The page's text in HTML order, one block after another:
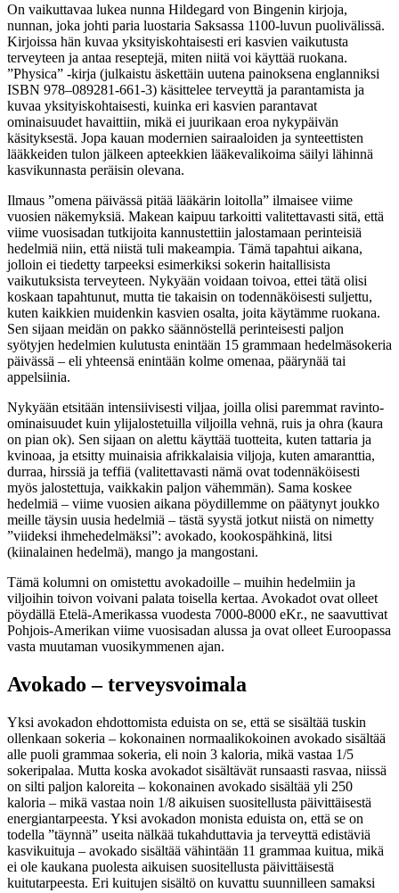
On vaikuttavaa lukea nunna Hildegard von Bingenin kirjoja,
nunnan, joka johti paria luostaria Saksassa 1100-luvun puolivälissä.
Kirjoissa hän kuvaa yksityiskohtaisesti eri kasvien vaikutusta
terveyteen ja antaa reseptejä, miten niitä voi käyttää ruokana.
”Physica” -kirja (julkaistu äskettäin uutena painoksena englanniksi
ISBN 978–089281-661-3) käsittelee terveyttä ja parantamista ja
kuvaa yksityiskohtaisesti, kuinka eri kasvien parantavat
ominaisuudet havaittiin, mikä ei juurikaan eroa nykypäivän
käsityksestä. Jopa kauan modernien sairaaloiden ja synteettisten
lääkkeiden tulon jälkeen apteekkien lääkevalikoima säilyi lähinnä
kasvikunnasta peräisin olevana.
Ilmaus ”omena päivässä pitää lääkärin loitolla” ilmaisee viime
vuosien näkemyksiä. Makean kaipuu tarkoitti valitettavasti sitä, että
viime vuosisadan tutkijoita kannustettiin jalostamaan perinteisiä
hedelmiä niin, että niistä tuli makeampia. Tämä tapahtui aikana,
jolloin ei tiedetty tarpeeksi esimerkiksi sokerin haitallisista
vaikutuksista terveyteen. Nykyään voidaan toivoa, ettei tätä olisi
koskaan tapahtunut, mutta tie takaisin on todennäköisesti suljettu,
kuten kaikkien muidenkin kasvien osalta, joita käytämme ruokana.
Sen sijaan meidän on pakko säännöstellä perinteisesti paljon
syötyjen hedelmien kulutusta enintään 15 grammaan hedelmäsokeria
päivässä – eli yhteensä enintään kolme omenaa, päärynää tai
appelsiinia.
Nykyään etsitään intensiivisesti viljaa, joilla olisi paremmat ravinto-
ominaisuudet kuin ylijalostetuilla viljoilla vehnä, ruis ja ohra (kaura
on pian ok). Sen sijaan on alettu käyttää tuotteita, kuten tattaria ja
kvinoaa, ja etsitty muinaisia ​​afrikkalaisia ​​viljoja, kuten amaranttia,
durraa, hirssiä ja teffiä (valitettavasti nämä ovat todennäköisesti
myös jalostettuja, vaikkakin paljon vähemmän). Sama koskee
hedelmiä – viime vuosien aikana pöydillemme on päätynyt joukko
meille täysin uusia hedelmiä – tästä syystä jotkut niistä on nimetty
”viideksi ihmehedelmäksi”: avokado, kookospähkinä, litsi
(kiinalainen hedelmä), mango ja mangostani.
Tämä kolumni on omistettu avokadoille – muihin hedelmiin ja
viljoihin toivon voivani palata toisella kertaa. Avokadot ovat olleet
pöydällä Etelä-Amerikassa vuodesta 7000-8000 eKr., ne saavuttivat
Pohjois-Amerikan viime vuosisadan alussa ja ovat olleet Euroopassa
vasta muutaman vuosikymmenen ajan.
Avokado – terveysvoimala
Yksi avokadon ehdottomista eduista on se, että se sisältää tuskin
ollenkaan sokeria – kokonainen normaalikokoinen avokado sisältää
alle puoli grammaa sokeria, eli noin 3 kaloria, mikä vastaa 1/5
sokeripalaa. Mutta koska avokadot sisältävät runsaasti rasvaa, niissä
on silti paljon kaloreita – kokonainen avokado sisältää yli 250
kaloria – mikä vastaa noin 1/8 aikuisen suositellusta päivittäisestä
energiantarpeesta. Yksi avokadon monista eduista on, että se on
todella ”täynnä” useita nälkää tukahduttavia ja terveyttä edistäviä
kasvikuituja – avokado sisältää vähintään 11 ​​grammaa kuitua, mikä
ei ole kaukana puolesta aikuisen suositellusta päivittäisestä
kuitutarpeesta. Eri kuitujen sisältö on kuvattu suunnilleen samaksi